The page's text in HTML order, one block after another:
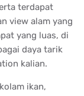
terdapat
view alam yang
yang luas, di
daya tarik
kalian.
ikan,